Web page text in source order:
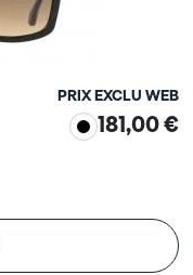
PRIX EXCLU WEB
181,00 €